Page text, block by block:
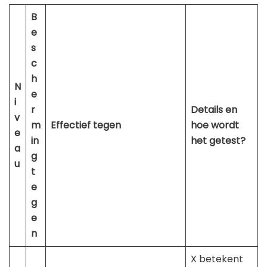
N
i
v
e
a
u
B
e
s
c
h
e
r
m
in
g
t
e
g
e
n
Effectief tegen
Details en
hoe wordt
het getest?
X betekent